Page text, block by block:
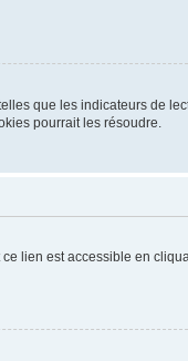
que les indicateurs de
pourrait les résoudre.
lien est accessible en